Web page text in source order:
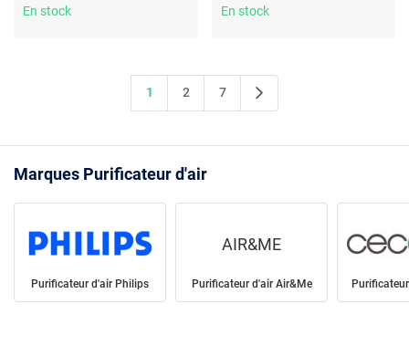
En stock
filtrage : 99,95 %
En stock
1 2 7
Marques Purificateur d'air
Purificateur d'air Philips
AIR&ME
Purificateur d'air Air&Me